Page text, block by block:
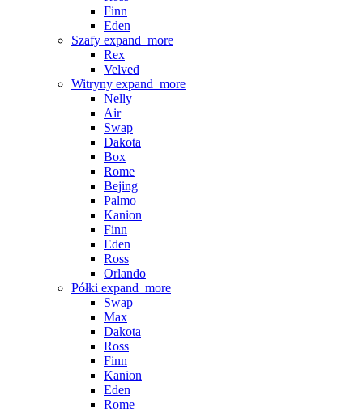
Finn
Eden
Szafy expand_more
Rex
Velved
Witryny expand_more
Nelly
Air
Swap
Dakota
Box
Rome
Bejing
Palmo
Kanion
Finn
Eden
Ross
Orlando
Półki expand_more
Swap
Max
Dakota
Ross
Finn
Kanion
Eden
Rome